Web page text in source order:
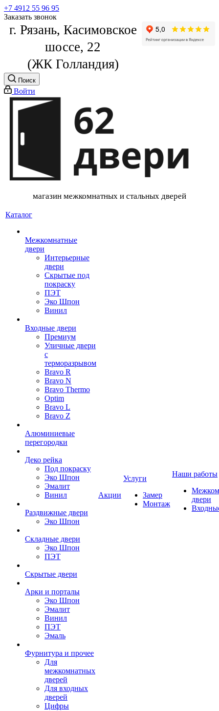
+7 4912 55 96 95
Заказать звонок
г. Рязань, Касимовское
шоссе, 22
(ЖК Голландия)
Поиск
Войти
магазин межкомнатных и стальных дверей
Каталог
Межкомнатные
двери
Интерьерные
двери
Скрытые под
покраску
ПЭТ
Эко Шпон
Винил
Входные двери
Премиум
Уличные двери
с
терморазрывом
Bravo R
Bravo N
Bravo Thermo
Optim
Bravo L
Bravo Z
Алюминиевые
перегородки
Деко рейка
Под покраску
Эко Шпон
Эмалит
Винил
Раздвижные двери
Эко Шпон
Складные двери
Эко Шпон
ПЭТ
Скрытые двери
Арки и порталы
Эко Шпон
Эмалит
Винил
ПЭТ
Эмаль
Фурнитура и прочее
Для
межкомнатных
дверей
Для входных
дверей
Цифры
Акции
Услуги
Замер
Монтаж
Наши работы
двери